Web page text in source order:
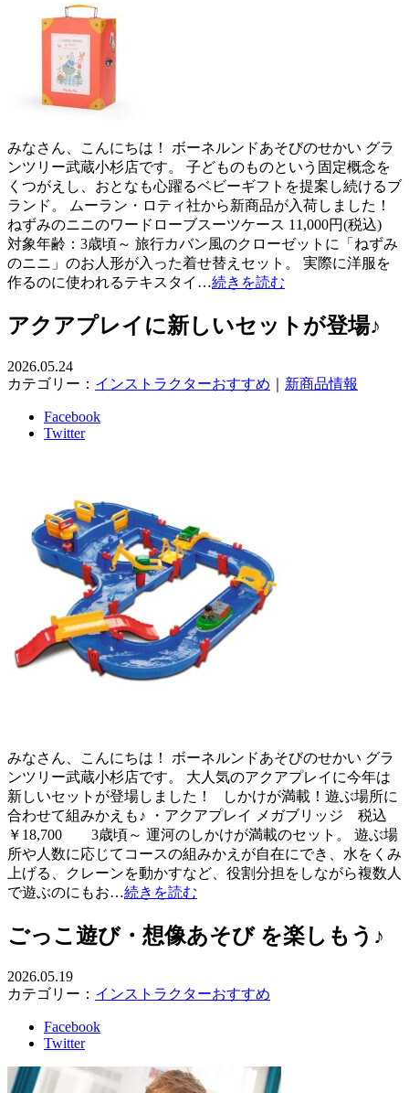
みなさん、こんにちは！ ボーネルンドあそびのせかい グラ
ンツリー武蔵小杉店です。 子どものものという固定概念を
くつがえし、おとなも心躍るベビーギフトを提案し続けるブ
ランド。 ムーラン・ロティ社から新商品が入荷しました！
ねずみのニニのワードローブスーツケース 11,000円(税込)
対象年齢：3歳頃～ 旅行カバン風のクローゼットに「ねずみ
のニニ」のお人形が入った着せ替えセット。 実際に洋服を
作るのに使われるテキスタイ…続きを読む
アクアプレイに新しいセットが登場♪
2026.05.24
カテゴリー： インストラクターおすすめ 新商品情報
Facebook
Twitter
みなさん、こんにちは！ ボーネルンドあそびのせかい グラ
ンツリー武蔵小杉店です。 大人気のアクアプレイに今年は
新しいセットが登場しました！ しかけが満載！遊ぶ場所に
合わせて組みかえも♪ ・アクアプレイ メガブリッジ 税込
￥18,700 3歳頃～ 運河のしかけが満載のセット。 遊ぶ場
所や人数に応じてコースの組みかえが自在にでき、水をくみ
上げる、クレーンを動かすなど、役割分担をしながら複数人
で遊ぶのにもお…続きを読む
ごっこ遊び・想像あそび を楽しもう♪
2026.05.19
カテゴリー： インストラクターおすすめ
Facebook
Twitter